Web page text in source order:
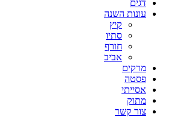
דגים
עונות השנה
קיץ
סתיו
חורף
אביב
מרקים
פסטה
אסייתי
מתוק
צור קשר